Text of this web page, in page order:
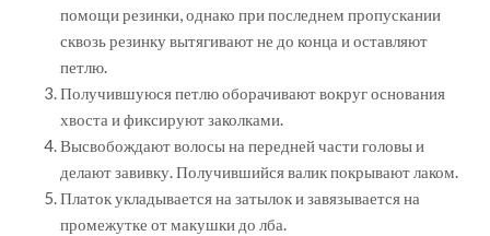
помощи резинки, однако при последнем пропускании
сквозь резинку вытягивают не до конца и оставляют
петлю.
Получившуюся петлю оборачивают вокруг основания
хвоста и фиксируют заколками.
Высвобождают волосы на передней части головы и
делают завивку. Получившийся валик покрывают лаком.
Платок укладывается на затылок и завязывается на
промежутке от макушки до лба.